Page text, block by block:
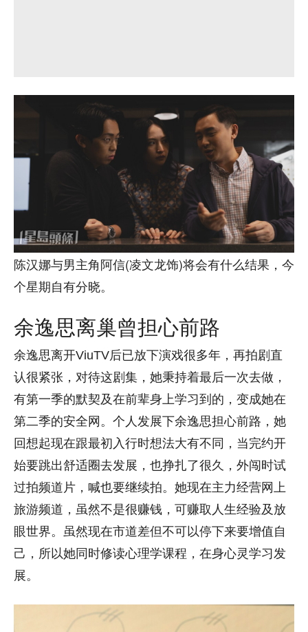
陈汉娜与男主角阿信(凌文龙饰)将会有什么结果，今
个星期自有分晓。
余逸思离巢曾担心前路
余逸思离开ViuTV后已放下演戏很多年，再拍剧直
认很紧张，对待这剧集，她秉持着最后一次去做，
有第一季的默契及在前辈身上学习到的，变成她在
第二季的安全网。个人发展下余逸思担心前路，她
回想起现在跟最初入行时想法大有不同，当完约开
始要跳出舒适圈去发展，也挣扎了很久，外闯时试
过拍频道片，喊也要继续拍。她现在主力经营网上
旅游频道，虽然不是很赚钱，可赚取人生经验及放
眼世界。虽然现在市道差但不可以停下来要增值自
己，所以她同时修读心理学课程，在身心灵学习发
展。